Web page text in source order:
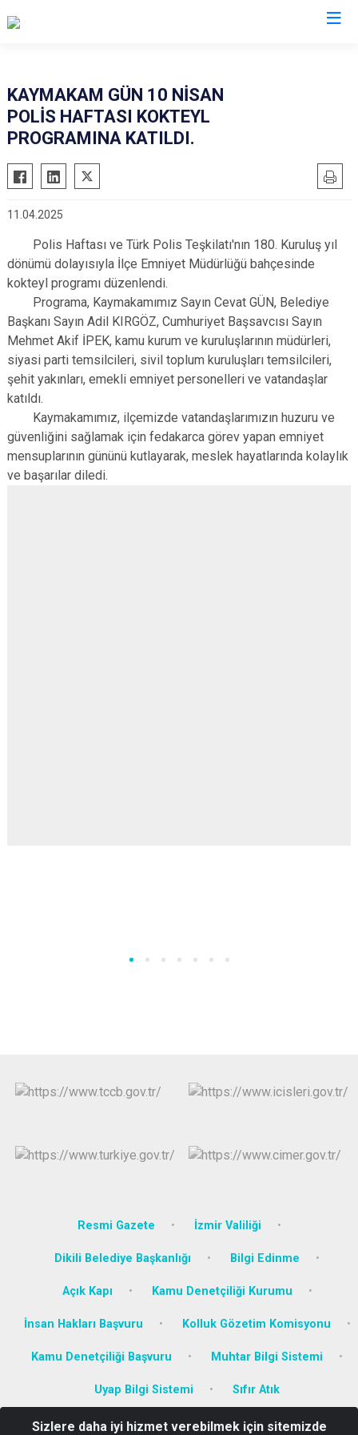
Aliağa
Bayındır
Bornova
Buca
Çeşme
Çiğli
Dikili
Foça
Kemalpaşa
Kınık
Kiraz
Konak
Menderes
Tire
Torbalı
Urla
Bayraklı
Karabağlar
KAYMAKAM GÜN 10 NİSAN
POLİS HAFTASI KOKTEYL
PROGRAMINA KATILDI.
11.04.2025
Polis Haftası ve Türk Polis Teşkilatı'nın 180. Kuruluş yıl
dönümü dolayısıyla İlçe Emniyet Müdürlüğü bahçesinde
kokteyl programı düzenlendi.
Programa, Kaymakamımız Sayın Cevat GÜN, Belediye
Başkanı Sayın Adil KIRGÖZ, Cumhuriyet Başsavcısı Sayın
Mehmet Akif İPEK, kamu kurum ve kuruluşlarının müdürleri,
siyasi parti temsilcileri, sivil toplum kuruluşları temsilcileri,
şehit yakınları, emekli emniyet personelleri ve vatandaşlar
katıldı.
Kaymakamımız, ilçemizde vatandaşlarımızın huzuru ve
güvenliğini sağlamak için fedakarca görev yapan emniyet
mensuplarının gününü kutlayarak, meslek hayatlarında kolaylık
ve başarılar diledi.
Resmi Gazete İzmir Valiliği
Dikili Belediye Başkanlığı Bilgi Edinme
Açık Kapı Kamu Denetçiliği Kurumu
İnsan Hakları Başvuru Kolluk Gözetim Komisyonu
Kamu Denetçiliği Başvuru Muhtar Bilgi Sistemi
Uyap Bilgi Sistemi Sıfır Atık
İsmetpaşa Mah. Şehit Sami Akbulut Cad. No:26 Dikili/İZMİR
Sizlere daha iyi hizmet verebilmek için sitemizde